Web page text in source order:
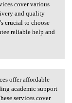
cover various
and quality
crucial to choose
reliable help and
offer affordable
academic support
services cover